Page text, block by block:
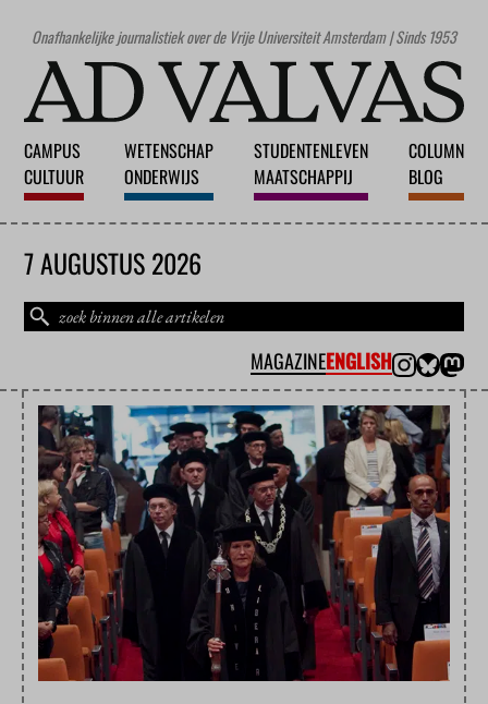
Onafhankelijke journalistiek over de Vrije Universiteit Amsterdam | Sinds 1953
CAMPUS
CULTUUR
WETENSCHAP
ONDERWIJS
STUDENTENLEVEN
MAATSCHAPPIJ
COLUMN
BLOG
7 AUGUSTUS 2026
MAGAZINEENGLISH